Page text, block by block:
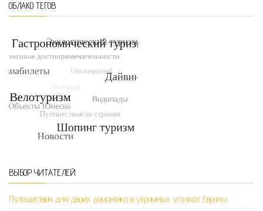
ОБЛАКО ТЕГОВ
ВЫБОР ЧИТАТЕЛЕЙ
Путешествия для двоих: романтика в укромных уголках Европы